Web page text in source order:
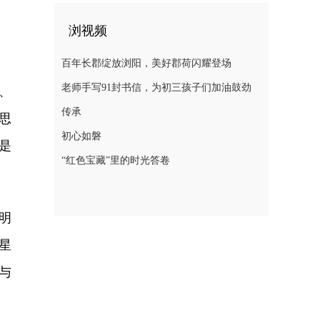
浏视频
百年长郡绽放浏阳，美好郡荷闪耀登场
老师手写91封书信，为初三孩子们加油鼓劲
传承
初心如磐
“红色宝藏”里的时光答卷